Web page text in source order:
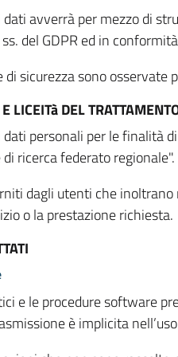
avverrà per mezzo di
del GDPR ed in
di sicurezza sono
LICEITà DEL
personali per le finalità
ricerca federato regionale".
dagli utenti che
o la prestazione richiesta.
e le procedure software
è implicita